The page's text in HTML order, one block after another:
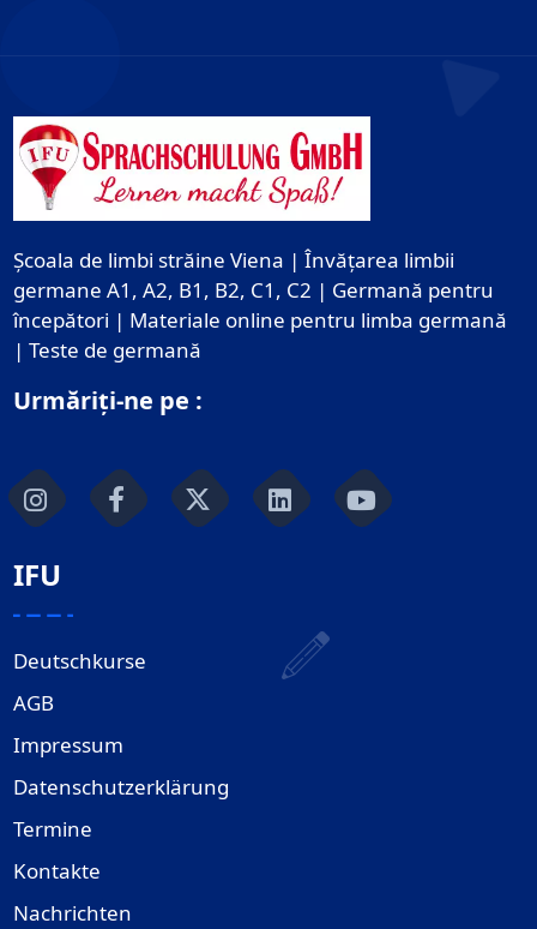
Școala de limbi străine Viena | Învățarea limbii
germane A1, A2, B1, B2, C1, C2 | Germană pentru
începători | Materiale online pentru limba germană
| Teste de germană
Urmăriți-ne pe :
IFU
Deutschkurse
AGB
Impressum
Datenschutzerklärung
Termine
Kontakte
Nachrichten